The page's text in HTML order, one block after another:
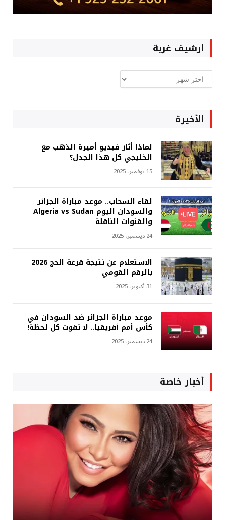
ارشيف غربة
ارشيف
غربة
الأخيرة
لماذا أثار فيديو أميرة الذهب مع
الخليجي كل هذا الجدل؟
15 نوفمبر، 2025
لقاء السحاب.. موعد مباراة الجزائر
والسودان اليوم Algeria vs Sudan
والقنوات الناقلة
24 ديسمبر، 2025
الاستعلام عن نتيجة قرعة الحج 2026
بالرقم القومي
31 أكتوبر، 2025
موعد مباراة الجزائر ضد السودان في
كأس أمم أفريقيا.. لا تفوت كل لحظة!
24 ديسمبر، 2025
أخبار خاصة